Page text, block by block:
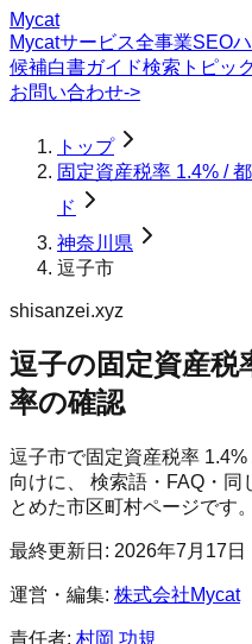
Mycat
Mycatサービス全事業SEO
候補白書ガイド検索トピッ
お問い合わせ->
トップ
固定資産税率 1.4% /
ド
神奈川県
逗子市
shisanzei.xyz
逗子の固定資産税
率の確認
逗子市で固定資産税率
向けに、 検索語・FAQ・同
とめた市区町村ページです。
最終更新日: 2026年7月17日
運営・編集: 株式会社Mycat
責任者: 村岡 功規